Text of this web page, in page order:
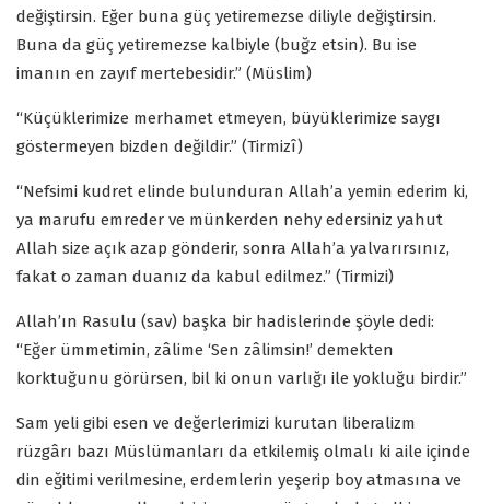
değiştirsin. Eğer buna güç yetiremezse diliyle değiştirsin.
Buna da güç yetiremezse kalbiyle (buğz etsin). Bu ise
imanın en zayıf mertebesidir.” (Müslim)
“Küçüklerimize merhamet etmeyen, büyüklerimize saygı
göstermeyen bizden değildir.” (Tirmizî)
“Nefsimi kudret elinde bulunduran Allah’a yemin ederim ki,
ya marufu emreder ve münkerden nehy edersiniz yahut
Allah size açık azap gönderir, sonra Allah’a yalvarırsınız,
fakat o zaman duanız da kabul edilmez.” (Tirmizi)
Allah’ın Rasulu (sav) başka bir hadislerinde şöyle dedi:
“Eğer ümmetimin, zâlime ‘Sen zâlimsin!’ demekten
korktuğunu görürsen, bil ki onun varlığı ile yokluğu birdir.”
Sam yeli gibi esen ve değerlerimizi kurutan liberalizm
rüzgârı bazı Müslümanları da etkilemiş olmalı ki aile içinde
din eğitimi verilmesine, erdemlerin yeşerip boy atmasına ve